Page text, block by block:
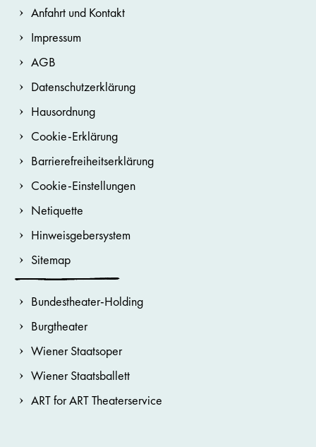
Anfahrt und Kontakt
Impressum
AGB
Datenschutzerklärung
Hausordnung
Cookie-Erklärung
Barrierefreiheitserklärung
Cookie-Einstellungen
Netiquette
Hinweisgebersystem
Sitemap
Bundestheater-Holding
Burgtheater
Wiener Staatsoper
Wiener Staatsballett
ART for ART Theaterservice